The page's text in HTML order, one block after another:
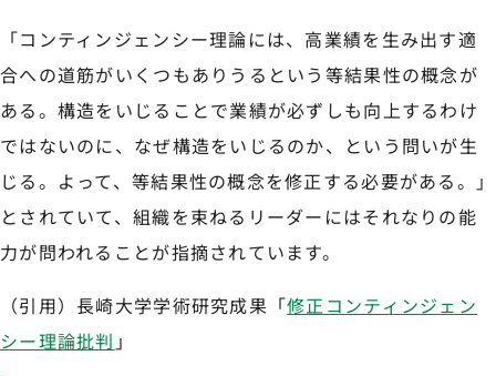
「コンティンジェンシー理論には、高業績を生み出す適
合への道筋がいくつもありうるという等結果性の概念が
ある。構造をいじることで業績が必ずしも向上するわけ
ではないのに、なぜ構造をいじるのか、という問いが生
じる。よって、等結果性の概念を修正する必要がある。」
とされていて、組織を束ねるリーダーにはそれなりの能
力が問われることが指摘されています。
（引用）長崎大学学術研究成果「修正コンティンジェン
シー理論批判 」